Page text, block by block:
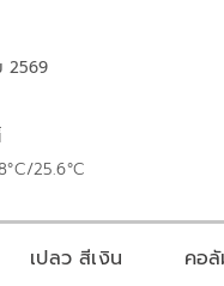
2569
25.6°C
เปลว สีเงิน คอ